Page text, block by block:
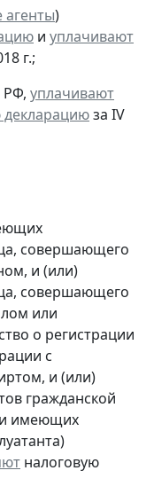
агенты)
и уплачивают
г.;
уплачивают
декларациюза IV
совершающего
и (или)
совершающего
или
о регистрации
с
и (или)
гражданской
и имеющих
налоговую